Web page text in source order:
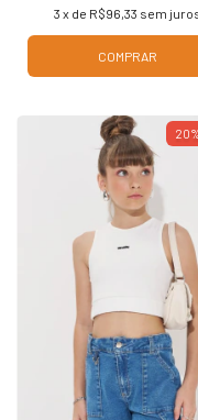
3 x de R$96,33 sem
COMPRAR
20